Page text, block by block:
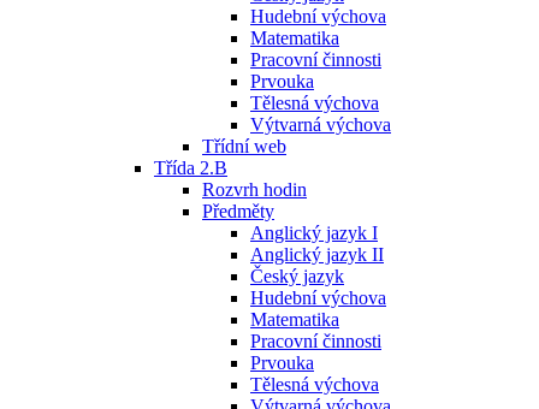
Hudební výchova
Matematika
Pracovní činnosti
Prvouka
Tělesná výchova
Výtvarná výchova
Třídní web
Třída 2.B
Rozvrh hodin
Předměty
Anglický jazyk I
Anglický jazyk II
Český jazyk
Hudební výchova
Matematika
Pracovní činnosti
Prvouka
Tělesná výchova